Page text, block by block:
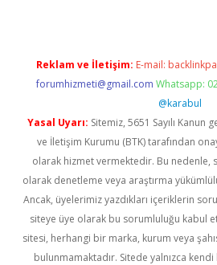
Reklam ve İletişim: E-mail:
forumhizmeti@gmail.com Whatsapp:
@karabul
Yasal Uyarı: Sitemiz, 5651 Sayılı
ve İletişim Kurumu (BTK) tarafından
olarak hizmet vermektedir. Bu
olarak denetleme veya araştırma
Ancak, üyelerimiz yazdıkları içeriklerin
siteye üye olarak bu sorumluluğu kabul
sitesi, herhangi bir marka, kurum veya
bulunmamaktadır. Sitede yalnızca kendi